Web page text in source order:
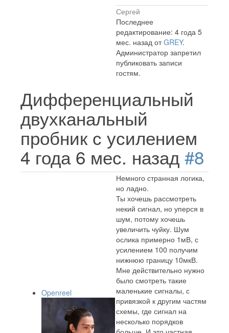
Сергей
Последнее
редактирование: 4 года 5
мес. назад отGREY.
Администратор запретил
публиковать записи
гостям.
Дифференциальный
двухканальный
пробник с усилением
4 года 6 мес. назад #8
Openreel
Немного странная логика,
но ладно.
Ты хочешь рассмотреть
некий сигнал, но уперся в
шум, потому хочешь
увеличить чуйку. Шум
ослика примерно 1мВ, с
усилением 100 получим
нижнюю границу 10мкВ.
Мне действительно нужно
было смотреть такие
маленькие сигналы, с
привязкой к другим частям
схемы, где сигнал на
несколько порядков